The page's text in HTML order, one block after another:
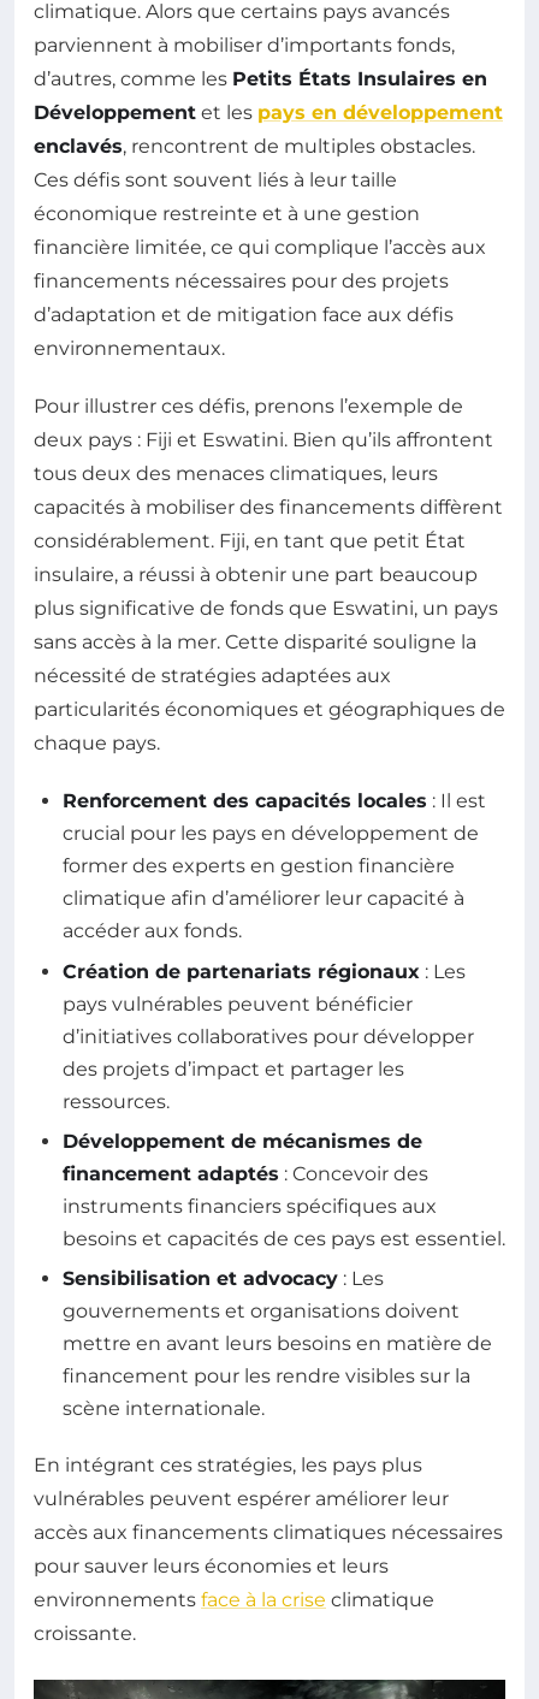
climatique. Alors que certains pays avancés
parviennent à mobiliser d’importants fonds,
d’autres, comme les Petits États Insulaires en
Développement et les pays en développement
enclavés, rencontrent de multiples obstacles.
Ces défis sont souvent liés à leur taille
économique restreinte et à une gestion
financière limitée, ce qui complique l’accès aux
financements nécessaires pour des projets
d’adaptation et de mitigation face aux défis
environnementaux.
Pour illustrer ces défis, prenons l’exemple de
deux pays : Fiji et Eswatini. Bien qu’ils affrontent
tous deux des menaces climatiques, leurs
capacités à mobiliser des financements diffèrent
considérablement. Fiji, en tant que petit État
insulaire, a réussi à obtenir une part beaucoup
plus significative de fonds que Eswatini, un pays
sans accès à la mer. Cette disparité souligne la
nécessité de stratégies adaptées aux
particularités économiques et géographiques de
chaque pays.
Renforcement des capacités locales : Il est
crucial pour les pays en développement de
former des experts en gestion financière
climatique afin d’améliorer leur capacité à
accéder aux fonds.
Création de partenariats régionaux : Les
pays vulnérables peuvent bénéficier
d’initiatives collaboratives pour développer
des projets d’impact et partager les
ressources.
Développement de mécanismes de
financement adaptés : Concevoir des
instruments financiers spécifiques aux
besoins et capacités de ces pays est essentiel.
Sensibilisation et advocacy : Les
gouvernements et organisations doivent
mettre en avant leurs besoins en matière de
financement pour les rendre visibles sur la
scène internationale.
En intégrant ces stratégies, les pays plus
vulnérables peuvent espérer améliorer leur
accès aux financements climatiques nécessaires
pour sauver leurs économies et leurs
environnements face à la crise climatique
croissante.